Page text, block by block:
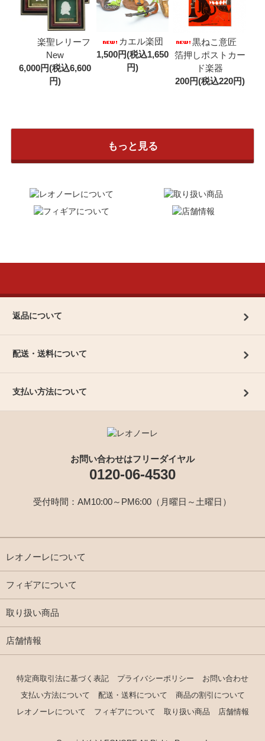
楽聖レリーフ
New
6,000円(税込6,600
円)
カエル楽団
1,500円(税込1,650
円)
黒ねこ意匠
箔押しポストカー
ド楽器
200円(税込220円)
もっと見る
返品について
配送・送料について
支払い方法について
お問い合わせはフリーダイヤル
0120-06-4530
受付時間：AM10:00～PM6:00（月曜日～土曜日）
レオノーレについて
フィギアについて
取り扱い商品
店舗情報
特定商取引法に基づく表記 プライバシーポリシー
お問い合わせ
支払い方法について
配送・送料について
商品の割引について
レオノーレについて
フィギアについて 取り扱い商品 店舗情報